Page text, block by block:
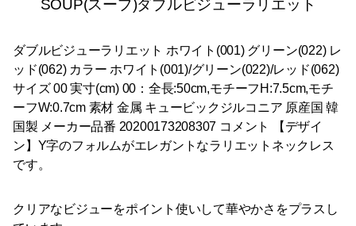
SOUP(スープ)ダブルビジューラリエット
ダブルビジューラリエット ホワイト(001) グリーン(022) レ
ッド(062) カラー ホワイト(001)/グリーン(022)/レッド(062)
サイズ 00 実寸(cm) 00：全長:50cm,モチーフH:7.5cm,モチ
ーフW:0.7cm 素材 金属 キュービックジルコニア 原産国 韓
国製 メーカー品番 20200173208307 コメント 【デザイ
ン】Y字のフォルムがエレガントなラリエットネックレス
です。
クリアなビジューをポイント使いして華やかさをプラスし